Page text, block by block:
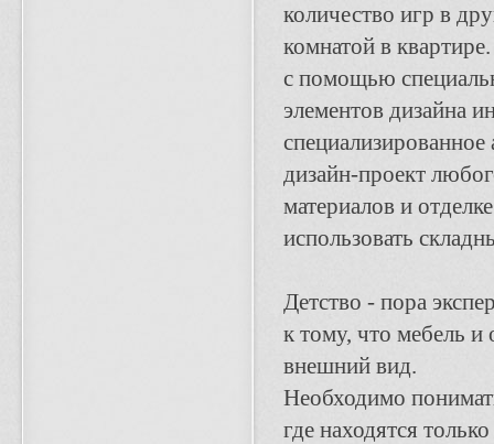
количество игр в
комнатой в
с помощью
элементов дизайна
дизайн-проект
материалов и
использовать
Детство - пора
к тому, что мебель и
внешний вид.
Необходимо
где находятся